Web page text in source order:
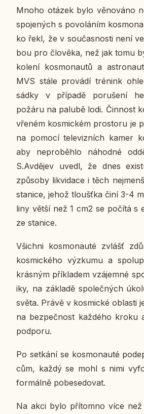
Mnoho otázek bylo vě­no­vá­no
spo­je­ných s po­vo­lá­ním
ko řekl, že v sou­čas­nos­ti není
bou pro člo­vě­ka, než jak tomu
ko­le­ní kos­mo­nau­tů a
MVS stále pro­vá­dí tré­nink
sád­ky v pří­pa­dě po­ru­še­ní
požáru na palubě lodi. Čin­nost
vře­ném kos­mic­kém pro­sto­ru je
na pomocí te­le­viz­ních kamer
aby ne­pro­běh­lo ná­hod­né
S.Av­dě­jev uvedl, že dnes
způ­so­by li­kvi­da­ce i těch
sta­ni­ce, jehož tloušť­ka činí 3-4
li­ny větší než 1 cm2 se počítá s
ze sta­ni­ce.
Všich­ni kos­mo­nau­té zvlášť
kos­mic­ké­ho vý­zku­mu a
krás­ným pří­kla­dem vzá­jem­né
i­ky, na zá­kla­dě spo­leč­ných
světa. Právě v kos­mic­ké ob­las­ti
na bez­peč­nost kaž­dé­ho kroku
pod­po­ru.
Po se­tká­ní se kos­mo­nau­té
cům, každý se mohl s nimi
for­mál­ně po­be­se­do­vat.
Na akci bylo pří­tomno více